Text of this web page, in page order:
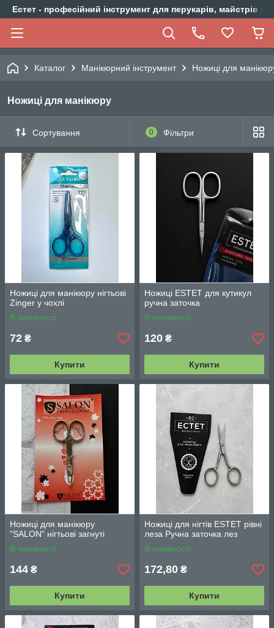
Естет - професійний інструмент для перукарів, майстрів
Каталог Манікюрний інструмент Ножиці для
Ножиці для манікюру
Сортування 0 Фільтри
Ножиці для манікюру нігтьові
Zinger у чохлі
В наявності
72 ₴
Купити
Ножиці ESTET для кутикул
ручна заточка
В наявності
120 ₴
Купити
Ножиці для манікюру
"SALON" нігтьові загнуті
В наявності
144 ₴
Купити
Ножиці для нігтів ESTET рівні
леза Ручна заточка лез
В наявності
172,80 ₴
Купити